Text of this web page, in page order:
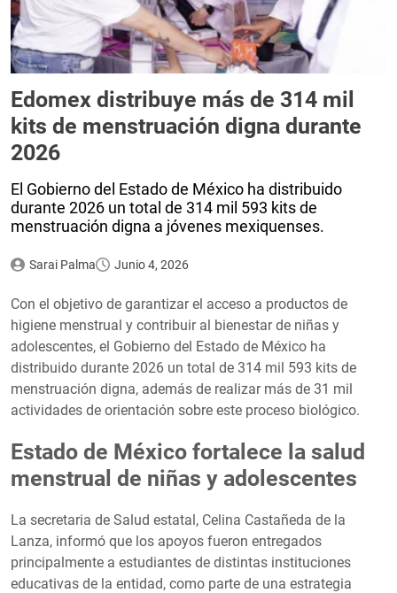
Edomex distribuye más de 314 mil
kits de menstruación digna durante
2026
El Gobierno del Estado de México ha distribuido
durante 2026 un total de 314 mil 593 kits de
menstruación digna a jóvenes mexiquenses.
Sarai Palma Junio 4, 2026
Con el objetivo de garantizar el acceso a productos de
higiene menstrual y contribuir al bienestar de niñas y
adolescentes, el Gobierno del Estado de México ha
distribuido durante 2026 un total de 314 mil 593 kits de
menstruación digna, además de realizar más de 31 mil
actividades de orientación sobre este proceso biológico.
Estado de México fortalece la salud
menstrual de niñas y adolescentes
La secretaria de Salud estatal, Celina Castañeda de la
Lanza, informó que los apoyos fueron entregados
principalmente a estudiantes de distintas instituciones
educativas de la entidad, como parte de una estrategia